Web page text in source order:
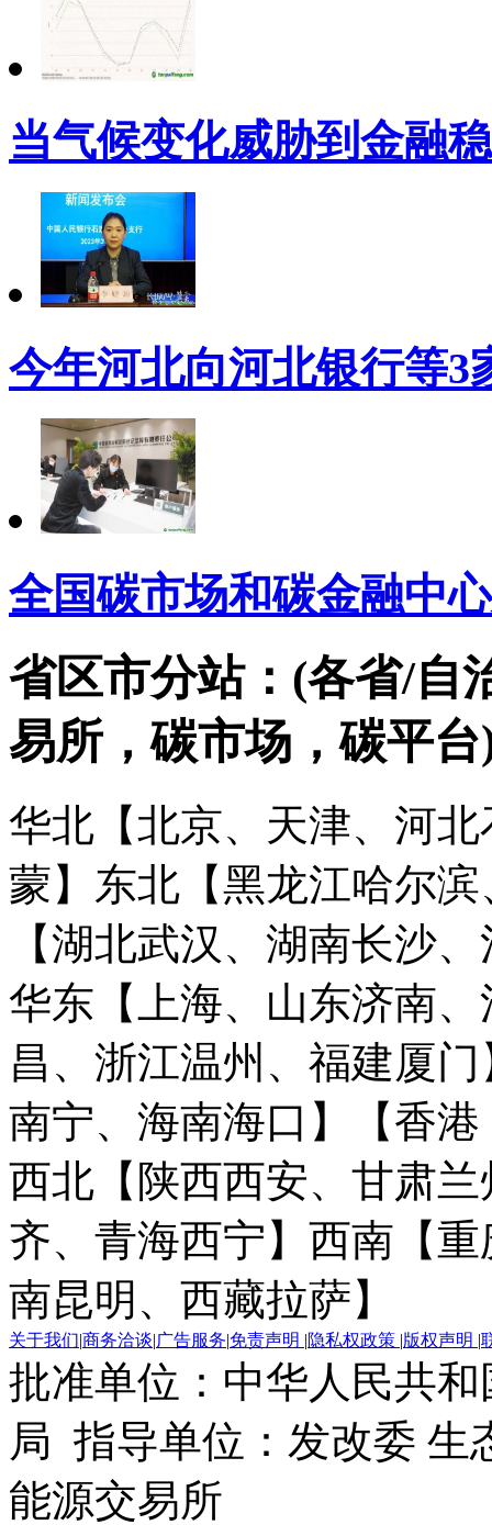
当气候变化威胁到金融
今年河北向河北银行等3
全国碳市场和碳金融中
省区市分站：(各省/自
易所，碳市场，碳平台
华北【北京、天津、河
蒙】 东北【黑龙江哈尔
【湖北武汉、湖南长沙
华东【上海、山东济南
昌、浙江温州、福建厦门
南宁、海南海口】
【香
西北【陕西西安、甘肃
齐、青海西宁】 西南【
南昆明、西藏拉萨】
关于我们|商务洽谈|广告服务|免责声明 |隐私权政策 |版权声明 |
批准单位：中华人民共
局 指导单位：发改委 生
能源交易所